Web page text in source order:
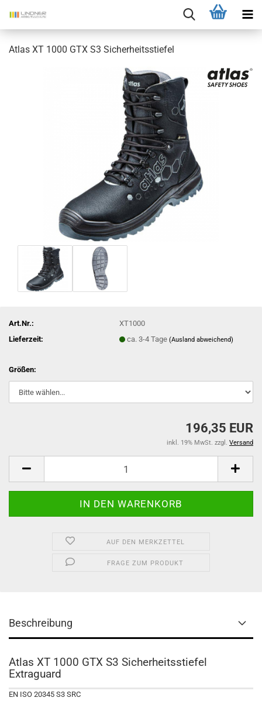
Atlas XT 1000 GTX S3 Sicherheitsstiefel
Art.Nr.:
XT1000
Lieferzeit:
ca. 3-4 Tage(Ausland abweichend)
Größen:
196,35 EUR
inkl. 19% MwSt. zzgl. Versand
AUF DEN MERKZETTEL
FRAGE ZUM PRODUKT
Beschreibung
Atlas XT 1000 GTX S3 Sicherheitsstiefel
Extraguard
EN ISO 20345 S3 SRC